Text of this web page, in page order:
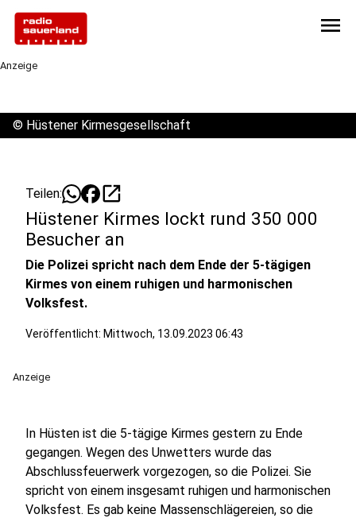
menu
Anzeige
© Hüstener Kirmesgesellschaft
Teilen: open_in_new
Hüstener Kirmes lockt rund 350 000
Besucher an
Die Polizei spricht nach dem Ende der 5-tägigen
Kirmes von einem ruhigen und harmonischen
Volksfest.
Veröffentlicht: Mittwoch, 13.09.2023 06:43
Anzeige
In Hüsten ist die 5-tägige Kirmes gestern zu Ende
gegangen. Wegen des Unwetters wurde das
Abschlussfeuerwerk vorgezogen, so die Polizei. Sie
spricht von einem insgesamt ruhigen und harmonischen
Volksfest. Es gab keine Massenschlägereien, so die